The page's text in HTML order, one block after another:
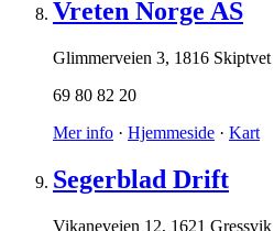
Vreten Norge AS
Glimmerveien 3, 1816 Skiptvet
69 80 82 20
Mer info · Hjemmeside · Kart
Segerblad Drift
Vikaneveien 12, 1621 Gressvik